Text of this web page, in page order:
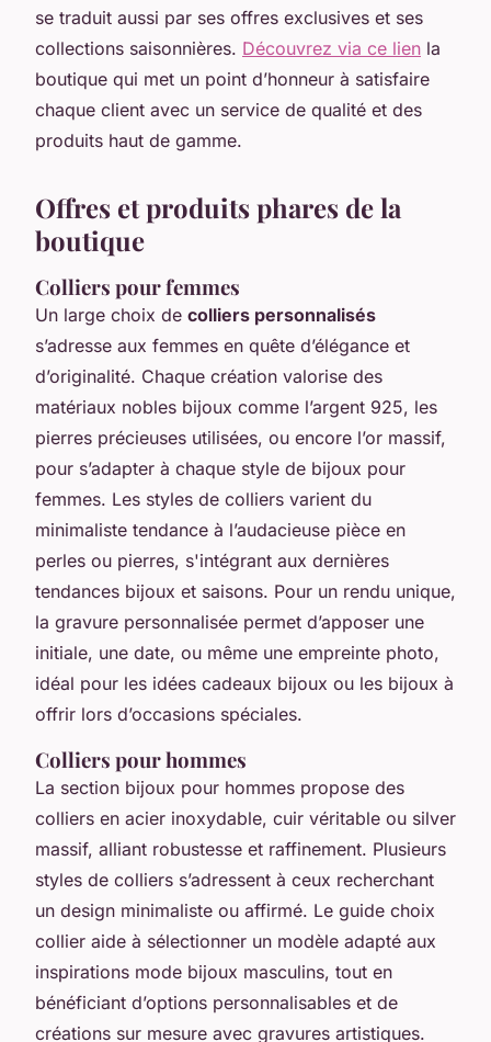
se traduit aussi par ses offres exclusives et ses
collections saisonnières. Découvrez via ce lien la
boutique qui met un point d’honneur à satisfaire
chaque client avec un service de qualité et des
produits haut de gamme.
Offres et produits phares de la
boutique
Colliers pour femmes
Un large choix de colliers personnalisés
s’adresse aux femmes en quête d’élégance et
d’originalité. Chaque création valorise des
matériaux nobles bijoux comme l’argent 925, les
pierres précieuses utilisées, ou encore l’or massif,
pour s’adapter à chaque style de bijoux pour
femmes. Les styles de colliers varient du
minimaliste tendance à l’audacieuse pièce en
perles ou pierres, s'intégrant aux dernières
tendances bijoux et saisons. Pour un rendu unique,
la gravure personnalisée permet d’apposer une
initiale, une date, ou même une empreinte photo,
idéal pour les idées cadeaux bijoux ou les bijoux à
offrir lors d’occasions spéciales.
Colliers pour hommes
La section bijoux pour hommes propose des
colliers en acier inoxydable, cuir véritable ou silver
massif, alliant robustesse et raffinement. Plusieurs
styles de colliers s’adressent à ceux recherchant
un design minimaliste ou affirmé. Le guide choix
collier aide à sélectionner un modèle adapté aux
inspirations mode bijoux masculins, tout en
bénéficiant d’options personnalisables et de
créations sur mesure avec gravures artistiques.